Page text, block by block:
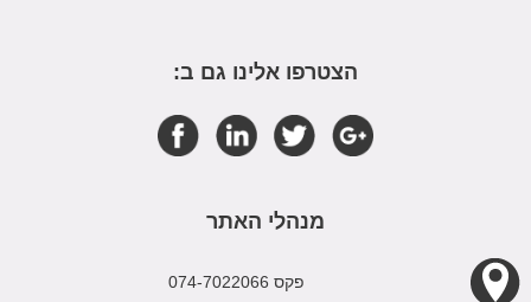
הצטרפו אלינו גם ב:
מנהלי האתר
פקס 074-7022066